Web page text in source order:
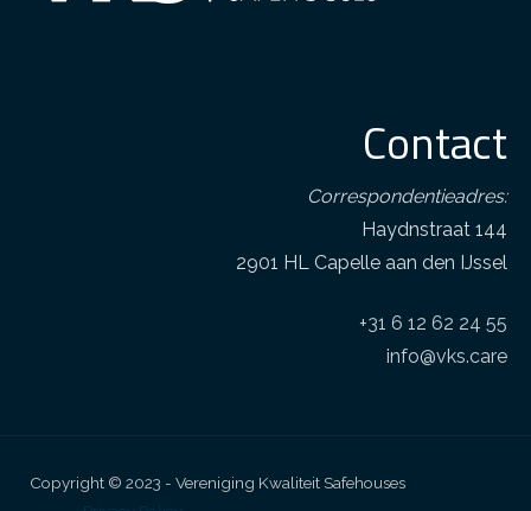
Contact
Correspondentieadres:
Haydnstraat 144
2901 HL Capelle aan den IJssel
+31 6 12 62 24 55
info@vks.care
Copyright © 2023 - Vereniging Kwaliteit Safehouses